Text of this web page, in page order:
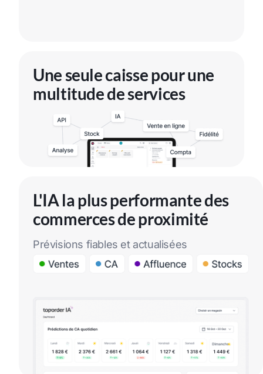
Une seule caisse pour une
multitude de services
L'IA la plus performante des
commerces de proximité
Prévisions fiables et actualisées